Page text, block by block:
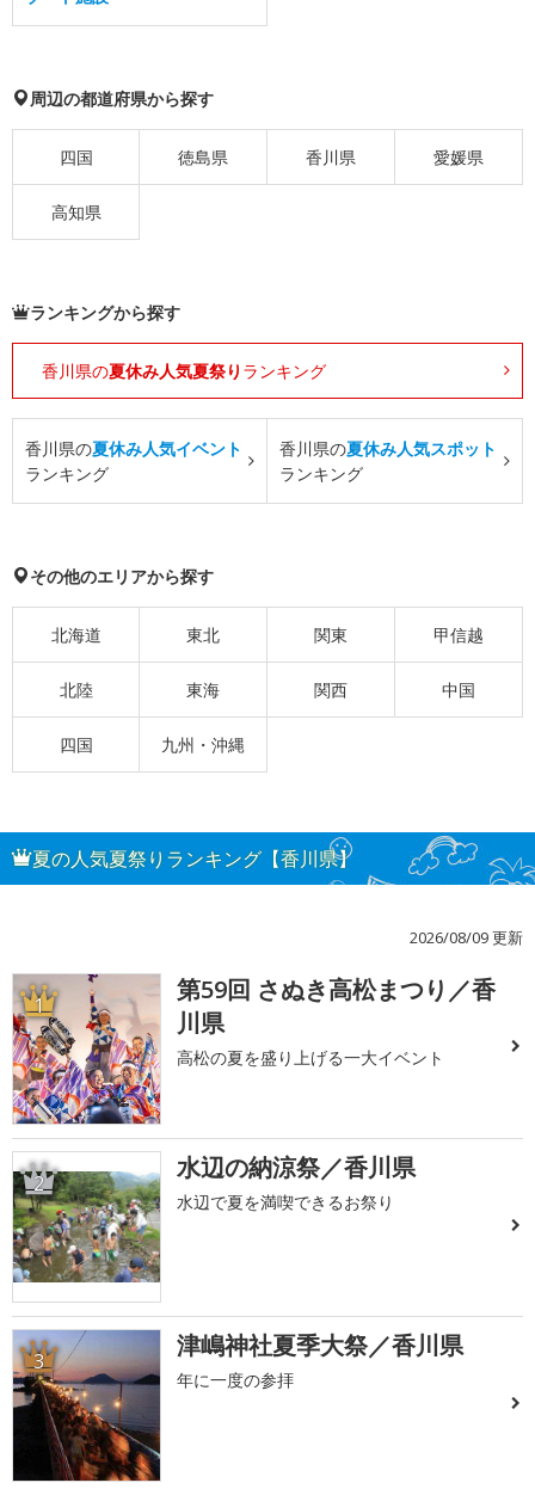
周辺の都道府県から探す
四国 徳島県 香川県 愛媛県
高知県
ランキングから探す
香川県の夏休み人気夏祭り ランキング
香川県の夏休み人気イベント
ランキング
香川県の夏休み人気スポット
ランキング
その他のエリアから探す
北海道 東北 関東 甲信越
北陸 東海 関西 中国
四国 九州・沖縄
夏の人気夏祭りランキング【香川県】
2026/08/09 更新
1
第59回 さぬき高松まつり／香
川県
高松の夏を盛り上げる一大イベント
2 水辺の納涼祭／香川県
水辺で夏を満喫できるお祭り
3 津嶋神社夏季大祭／香川県
年に一度の参拝